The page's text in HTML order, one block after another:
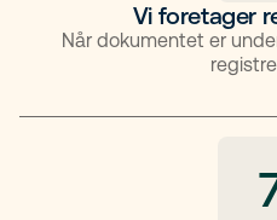
Vi foretager
Når dokumentet er